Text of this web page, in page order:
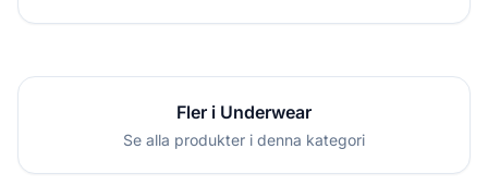
Fler i Underwear
Se alla produkter i denna kategori